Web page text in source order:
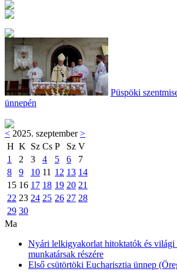
Püspöki
ünnepén
< 2025. szeptember>
H K Sz Cs P Sz V
1
2 3 4 5 6
7
8
9 10 11 12 13 14
15 16 17 18 19 20 21
22 23 24 25 26 27 28
29 30
Ma
Nyári lelkigyakorlat hitoktatók és világi
munkatársak részére
Első csütörtöki Eucharisztia ünnep